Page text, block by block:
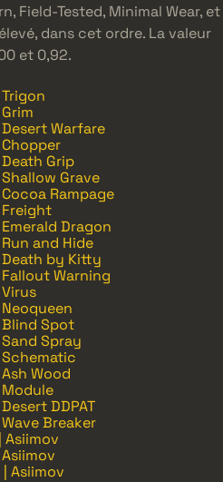
Field-Tested, Minimal Wear, et
dans cet ordre. La valeur
et 0,92.
Warfare
Grip
Grave
Rampage
Freight
Dragon
and Hide
Death by Kitty
Warning
Blind Spot
Spray
Schematic
Wood
Module
DDPAT
Breaker
Asiimov
Asiimov